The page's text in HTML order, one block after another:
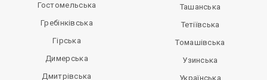
Гостомельська
Гребінківська
Гірська
Димерська
Дмитрівська
Ташанська
Тетіївська
Томашівська
Узинська
Українська